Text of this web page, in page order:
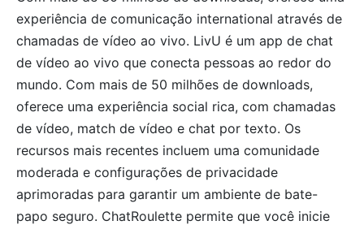
experiência de comunicação international através de
chamadas de vídeo ao vivo. LivU é um app de chat
de vídeo ao vivo que conecta pessoas ao redor do
mundo. Com mais de 50 milhões de downloads,
oferece uma experiência social rica, com chamadas
de vídeo, match de vídeo e chat por texto. Os
recursos mais recentes incluem uma comunidade
moderada e configurações de privacidade
aprimoradas para garantir um ambiente de bate-
papo seguro. ChatRoulette permite que você inicie